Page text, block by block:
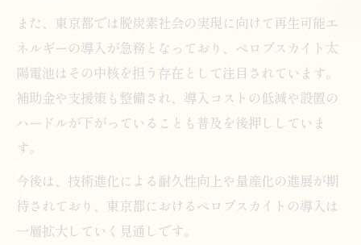
また、東京都では脱炭素社会の実現に向けて再生可能エ
ネルギーの導入が急務となっており、ペロブスカイト太
陽電池はその中核を担う存在として注目されています。
補助金や支援策も整備され、導入コストの低減や設置の
ハードルが下がっていることも普及を後押ししていま
す。
今後は、技術進化による耐久性向上や量産化の進展が期
待されており、東京都におけるペロブスカイトの導入は
一層拡大していく見通しです。